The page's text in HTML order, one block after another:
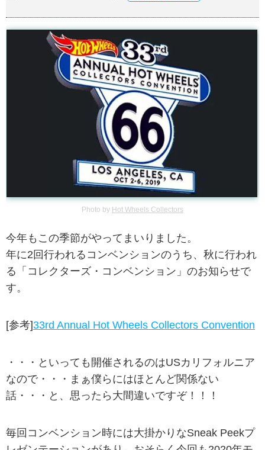
Photo by Hot Wheels Collectors
今年もこの季節がやってまいりました。
年に2回行われるコンベンションのうち、秋に行われ
る「コレクターズ・コンベンション」のお知らせで
す。
[参考]33rd Annual Hot Wheels Collectors Convention
・・・といっても開催されるのはUSカリフォルニア
なので・・・まぁ僕らにはほとんど関係ない
話・・・と、思ったら大間違いですぞ！！！
毎回コンベンション時には大掛かりなSneak Peekプ